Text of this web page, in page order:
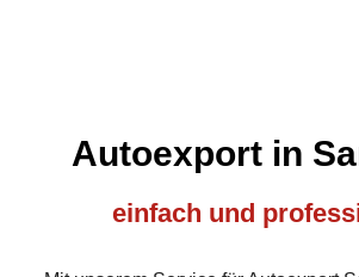
Autoexport in
einfach und